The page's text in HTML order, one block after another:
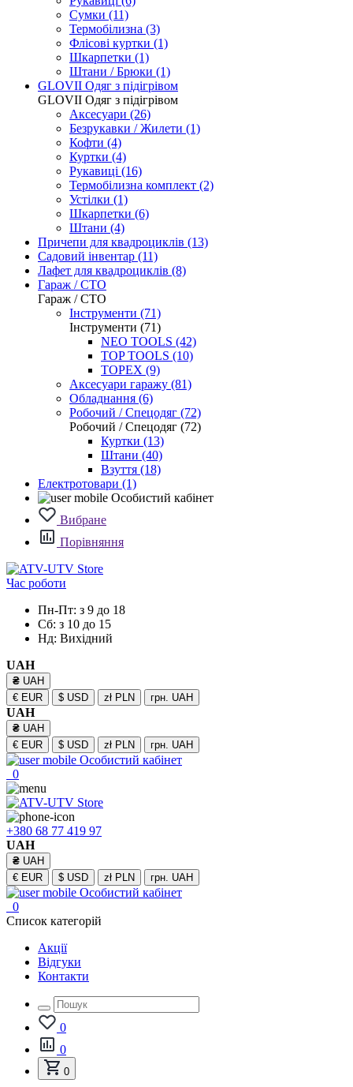
Сумки (11)
Термобілизна (3)
Флісові куртки (1)
Шкарпетки (1)
Штани / Брюки (1)
GLOVII Одяг з підігрівом
GLOVII Одяг з підігрівом
Аксесуари (26)
Безрукавки / Жилети (1)
Кофти (4)
Куртки (4)
Рукавиці (16)
Термобілизна комплект (2)
Устілки (1)
Шкарпетки (6)
Штани (4)
Причепи для квадроциклів (13)
Садовий інвентар (11)
Лафет для квадроциклів (8)
Гараж / СТО
Гараж / СТО
Інструменти (71)
Інструменти (71)
NEO TOOLS (42)
TOP TOOLS (10)
TOPEX (9)
Аксесуари гаражу (81)
Обладнання (6)
Робочий / Спецодяг (72)
Робочий / Спецодяг (72)
Куртки (13)
Штани (40)
Взуття (18)
Електротовари (1)
Особистий кабінет
Вибране
Порівняння
Час роботи
Пн-Пт: з 9 до 18
Сб: з 10 до 15
Нд: Вихідний
UAH
₴ UAH
€ EUR $ USD zł PLN грн. UAH
UAH
₴ UAH
€ EUR $ USD zł PLN грн. UAH
Особистий кабінет
0
+380 68 77 419 97
UAH
₴ UAH
€ EUR $ USD zł PLN грн. UAH
Особистий кабінет
0
Список категорій
Акції
Відгуки
Контакти
0
0
0